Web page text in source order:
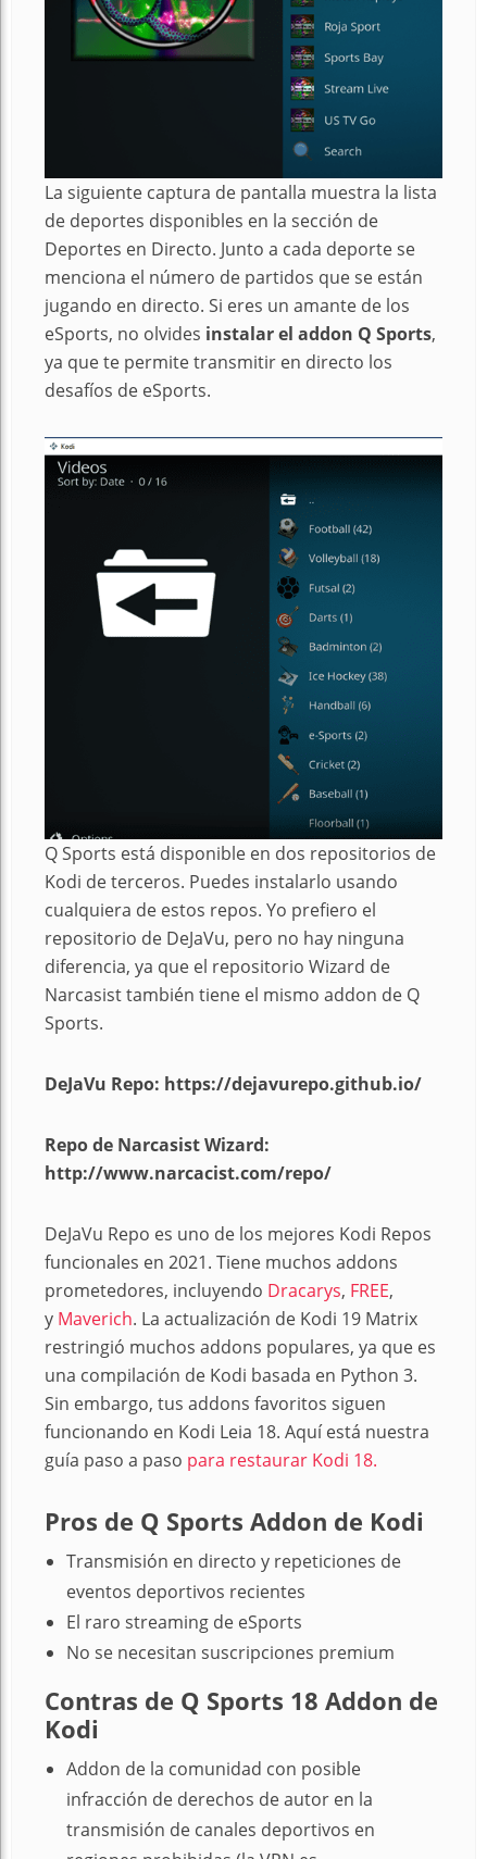
La siguiente captura de pantalla muestra la lista
de deportes disponibles en la sección de
Deportes en Directo. Junto a cada deporte se
menciona el número de partidos que se están
jugando en directo. Si eres un amante de los
eSports, no olvides instalar el addon Q Sports,
ya que te permite transmitir en directo los
desafíos de eSports.
Q Sports está disponible en dos repositorios de
Kodi de terceros. Puedes instalarlo usando
cualquiera de estos repos. Yo prefiero el
repositorio de DeJaVu, pero no hay ninguna
diferencia, ya que el repositorio Wizard de
Narcasist también tiene el mismo addon de Q
Sports.
DeJaVu Repo: https://dejavurepo.github.io/
Repo de Narcasist Wizard:
http://www.narcacist.com/repo/
DeJaVu Repo es uno de los mejores Kodi Repos
funcionales en 2021. Tiene muchos addons
prometedores, incluyendo Dracarys, FREE,
y Maverich. La actualización de Kodi 19 Matrix
restringió muchos addons populares, ya que es
una compilación de Kodi basada en Python 3.
Sin embargo, tus addons favoritos siguen
funcionando en Kodi Leia 18. Aquí está nuestra
guía paso a paso para restaurar Kodi 18.
Pros de Q Sports Addon de Kodi
Transmisión en directo y repeticiones de
eventos deportivos recientes
El raro streaming de eSports
No se necesitan suscripciones premium
Contras de Q Sports 18 Addon de
Kodi
Addon de la comunidad con posible
infracción de derechos de autor en la
transmisión de canales deportivos en